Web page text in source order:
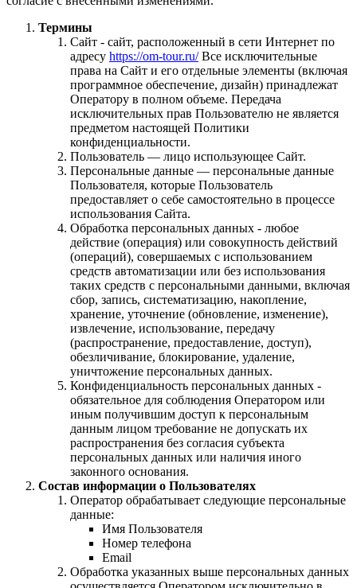
Термины
Сайт - сайт, расположенный в сети Интернет по
адресу https://om-tour.ru/Все исключительные
права на Сайт и его отдельные элементы (включая
программное обеспечение, дизайн) принадлежат
Оператору в полном объеме. Передача
исключительных прав Пользователю не является
предметом настоящей Политики
конфиденциальности.
Пользователь — лицо использующее Сайт.
Персональные данные — персональные данные
Пользователя, которые Пользователь
предоставляет о себе самостоятельно в процессе
использования Сайта.
Обработка персональных данных - любое
действие (операция) или совокупность действий
(операций), совершаемых с использованием
средств автоматизации или без использования
таких средств с персональными данными, включая
сбор, запись, систематизацию, накопление,
хранение, уточнение (обновление, изменение),
извлечение, использование, передачу
(распространение, предоставление, доступ),
обезличивание, блокирование, удаление,
уничтожение персональных данных.
Конфиденциальность персональных данных -
обязательное для соблюдения Оператором или
иным получившим доступ к персональным
данным лицом требование не допускать их
распространения без согласия субъекта
персональных данных или наличия иного
законного основания.
Состав информации о Пользователях
Оператор обрабатывает следующие персональные
данные:
Имя Пользователя
Номер телефона
Email
Обработка указанных выше персональных данных